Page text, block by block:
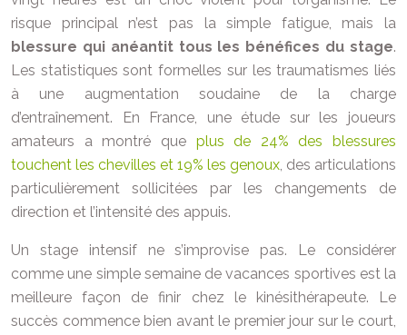
risque principal n’est pas la simple fatigue, mais la
blessure qui anéantit tous les bénéfices du stage.
Les statistiques sont formelles sur les traumatismes liés
à une augmentation soudaine de la charge
d’entraînement. En France, une étude sur les joueurs
amateurs a montré que plus de 24% des blessures
touchent les chevilles et 19% les genoux, des articulations
particulièrement sollicitées par les changements de
direction et l’intensité des appuis.
Un stage intensif ne s’improvise pas. Le considérer
comme une simple semaine de vacances sportives est la
meilleure façon de finir chez le kinésithérapeute. Le
succès commence bien avant le premier jour sur le court,